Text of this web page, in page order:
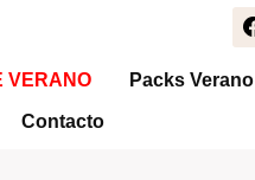
VERANO Packs Verano
Contacto